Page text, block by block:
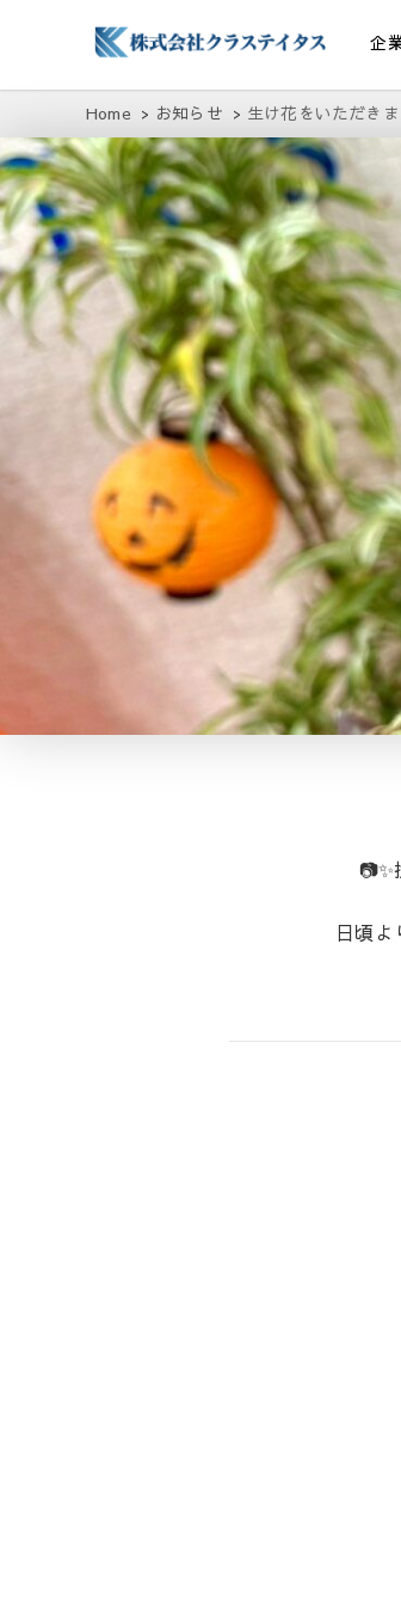
株式会社クラステイタス
企
Home お知らせ 生け花をいただき
日頃よ